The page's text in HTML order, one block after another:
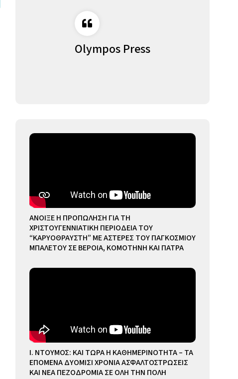
Olympos Press
ΑΝΟΙΞΕ Η ΠΡΟΠΩΛΗΣΗ ΓΙΑ ΤΗ
ΧΡΙΣΤΟΥΓΕΝΝΙΑΤΙΚΗ ΠΕΡΙΟΔΕΙΑ ΤΟΥ
“ΚΑΡΥΟΘΡΑΥΣΤΗ” ΜΕ ΑΣΤΕΡΕΣ ΤΟΥ ΠΑΓΚΟΣΜΙΟΥ
ΜΠΑΛΕΤΟΥ ΣΕ ΒΕΡΟΙΑ, ΚΟΜΟΤΗΝΗ ΚΑΙ ΠΑΤΡΑ
Ι. ΝΤΟΥΜΟΣ: ΚΑΙ ΤΩΡΑ Η ΚΑΘΗΜΕΡΙΝΟΤΗΤΑ – ΤΑ
ΕΠΟΜΕΝΑ ΔΥΟΜΙΣΙ ΧΡΟΝΙΑ ΑΣΦΑΛΤΟΣΤΡΩΣΕΙΣ
ΚΑΙ ΝΕΑ ΠΕΖΟΔΡΟΜΙΑ ΣΕ ΟΛΗ ΤΗΝ ΠΟΛΗ